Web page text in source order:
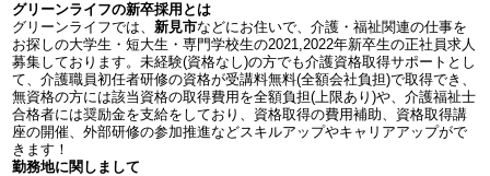
グリーンライフの新卒採用とは
グリーンライフでは、新見市などにお住いで、介護・福祉関連の仕事を
お探しの大学生・短大生・専門学校生の2021,2022年新卒生の正社員求人
募集しております。未経験(資格なし)の方でも介護資格取得サポートとし
て、介護職員初任者研修の資格が受講料無料(全額会社負担)で取得でき、
無資格の方には該当資格の取得費用を全額負担(上限あり)や、介護福祉士
合格者には奨励金を支給をしており、資格取得の費用補助、資格取得講
座の開催、外部研修の参加推進などスキルアップやキャリアアップがで
きます！
勤務地に関しまして